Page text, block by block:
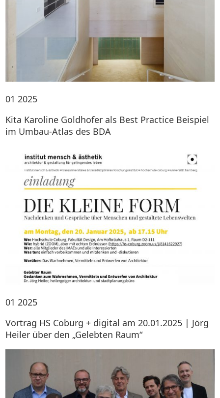
01 2025
Kita Karoline Goldhofer als Best Practice Beispiel
im Umbau-Atlas des BDA
01 2025
Vortrag HS Coburg + digital am 20.01.2025 | Jörg
Heiler über den „Gelebten Raum“